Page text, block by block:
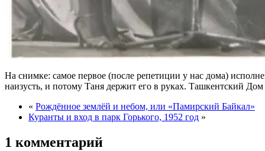
На снимке: самое первое (после репетиции у нас дома)
наизусть, и потому Таня держит его в руках. Ташкентский
« Рождённое землёй и небом, или «Памирский Байкал»
Куранты и вход в парк Горького, 1952 год »
1 комментарий